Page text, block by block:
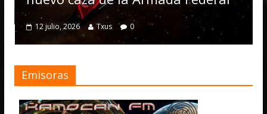
2026 Txus 0
Emisoras